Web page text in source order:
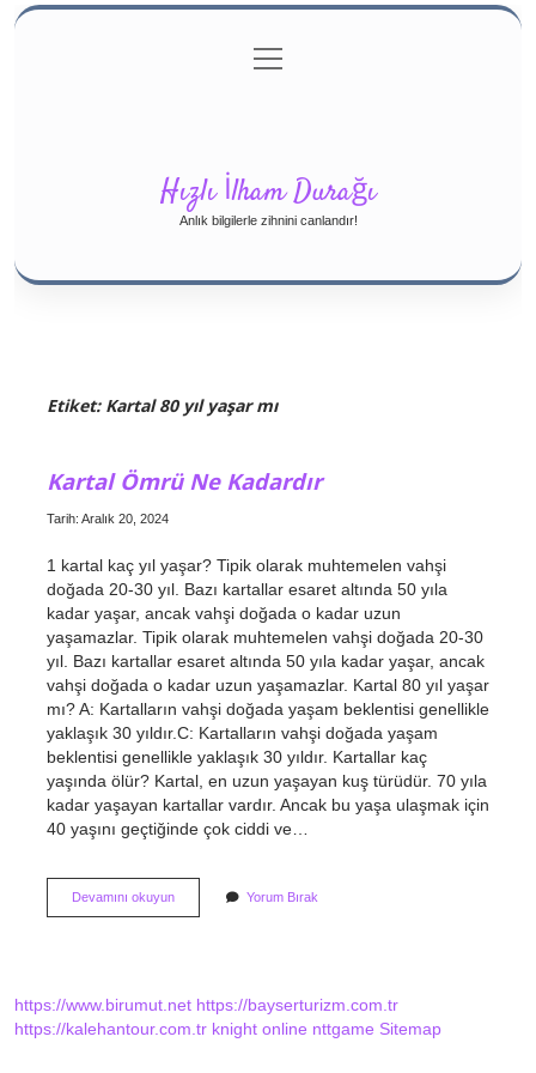
Gizlilik Politikası
menüyü
aç
Hızlı İlham Durağı
Anlık bilgilerle zihnini canlandır!
Etiket: Kartal 80 yıl yaşar mı
Kartal Ömrü Ne Kadardır
Tarih: Aralık 20, 2024
1 kartal kaç yıl yaşar? Tipik olarak muhtemelen vahşi
doğada 20-30 yıl. Bazı kartallar esaret altında 50 yıla
kadar yaşar, ancak vahşi doğada o kadar uzun
yaşamazlar. Tipik olarak muhtemelen vahşi doğada 20-30
yıl. Bazı kartallar esaret altında 50 yıla kadar yaşar, ancak
vahşi doğada o kadar uzun yaşamazlar. Kartal 80 yıl yaşar
mı? A: Kartalların vahşi doğada yaşam beklentisi genellikle
yaklaşık 30 yıldır.C: Kartalların vahşi doğada yaşam
beklentisi genellikle yaklaşık 30 yıldır. Kartallar kaç
yaşında ölür? Kartal, en uzun yaşayan kuş türüdür. 70 yıla
kadar yaşayan kartallar vardır. Ancak bu yaşa ulaşmak için
40 yaşını geçtiğinde çok ciddi ve…
Devamını okuyunKartal
Ömrü
Yorum Bırak
https://www.birumut.net https://bayserturizm.com.tr
https://kalehantour.com.tr knight online nttgame Sitemap